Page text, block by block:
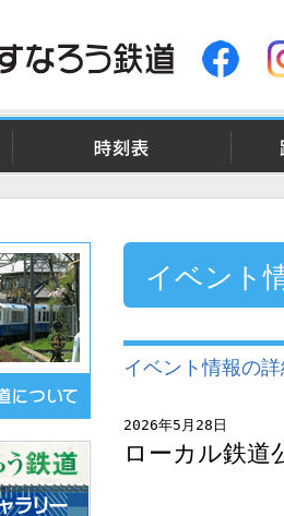
イベント
イベント情報の
2026年5月28日
ローカル鉄道